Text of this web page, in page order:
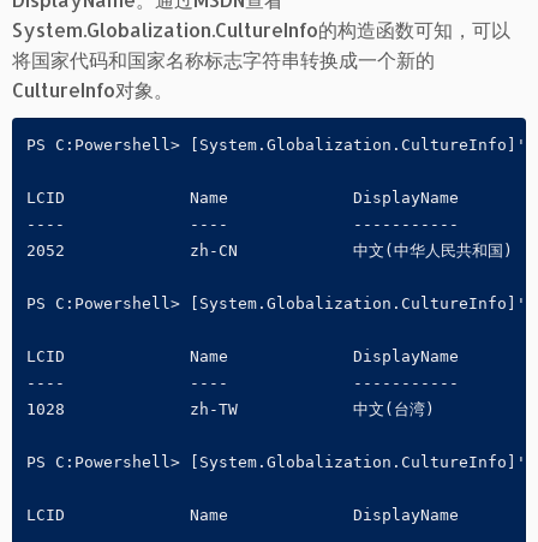
System.Globalization.CultureInfo的构造函数可知，可以
将国家代码和国家名称标志字符串转换成一个新的
CultureInfo对象。
PS C:Powershell>
LCID             Name             DisplayName
----             ----             -----------
2052             zh-CN            中文(中华人民共和国)
PS C:Powershell>
LCID             Name             DisplayName
----             ----             -----------
1028             zh-TW            中文(台湾)
PS C:Powershell>
LCID             Name             DisplayName